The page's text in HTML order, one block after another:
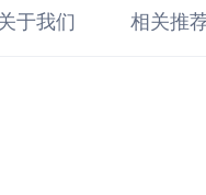
于我们 相关推